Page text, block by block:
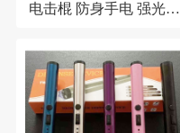
电击棍 防身手电 强光手
电 最新升级版电击器